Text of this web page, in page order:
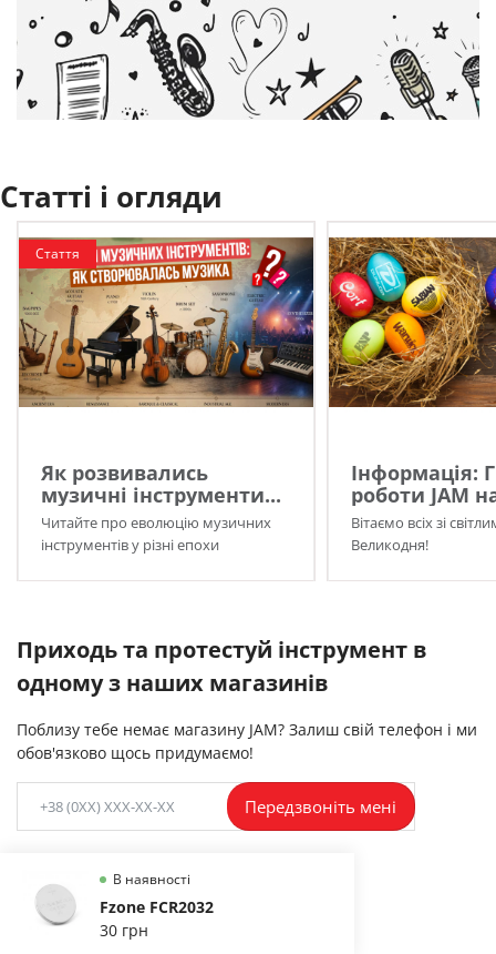
Статті і огляди
Стаття
Як розвивались
музичні інструменти...
Читайте про еволюцію музичних
інструментів у різні епохи
Інформація:
роботи JAM
Вітаємо всіх зі
Великодня!
Приходь та протестуй інструмент в
одному з наших магазинів
Поблизу тебе немає магазину JAM? Залиш свій телефон і ми
обов'язково щось придумаємо!
В наявності
Fzone FCR2032
30 грн
Передзвоніть мені